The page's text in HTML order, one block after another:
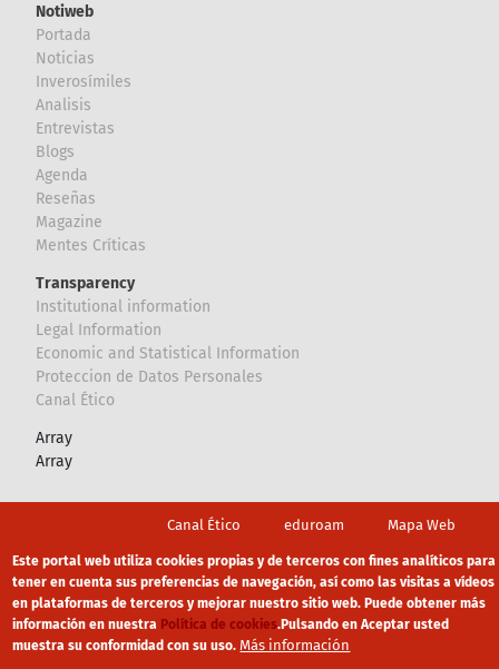
Notiweb
Portada
Noticias
Inverosímiles
Analisis
Entrevistas
Blogs
Agenda
Reseñas
Magazine
Mentes Críticas
Transparency
Institutional information
Legal Information
Economic and Statistical Information
Proteccion de Datos Personales
Canal Ético
Array
Array
Canal Ético eduroam Mapa Web
Política privacidad Política de cookies Aviso legal
Este portal web utiliza cookies propias y de terceros con fines analíticos para
tener en cuenta sus preferencias de navegación, así como las visitas a vídeos
en plataformas de terceros y mejorar nuestro sitio web. Puede obtener más
información en nuestra Política de cookies.Pulsando en Aceptar usted
muestra su conformidad con su uso. Más información